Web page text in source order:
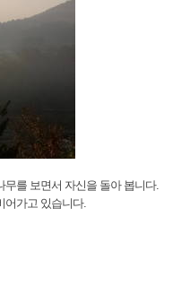
무를 보면서 자신을 돌아 봅니다.
어가고 있습니다.